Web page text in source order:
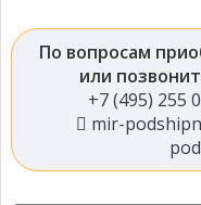
По вопросам
или
+7 (495) 255
mir-